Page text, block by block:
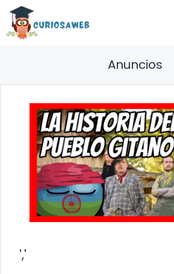
Saltar
contenido
Anuncios
','